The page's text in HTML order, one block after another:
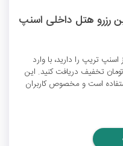
اولین رزرو هتل داخلی اسنپ
تریپ را دارید، با وارد
تخفیف می‌توانید 130 هزار تومان تخفیف دریافت کنید. این
است و مخصوص کاربران